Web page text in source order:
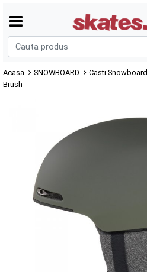
Acasa SNOWBOARD Casti Snowboard
Brush